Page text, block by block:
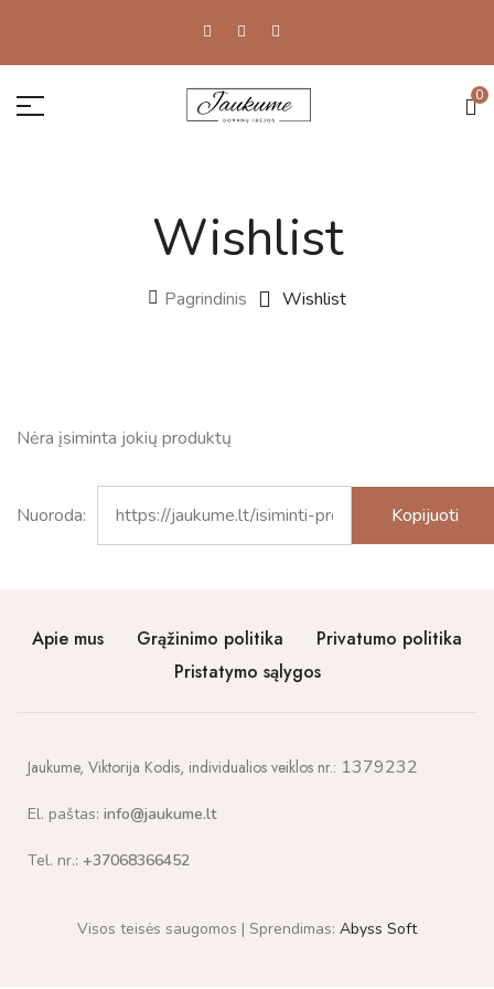
0
Wishlist
Pagrindinis Wishlist
Nėra įsiminta jokių produktų
Nuoroda:
Apie mus Grąžinimo politika
Privatumo politika
Pristatymo sąlygos
Jaukume, Viktorija Kodis, individualios veiklos nr.: 1379232
El. paštas: info@jaukume.lt
Tel. nr.: +37068366452
Visos teisės saugomos | Sprendimas: Abyss Soft